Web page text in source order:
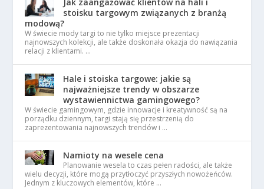
stoisku targowym związanych z branżą
modową?
W świecie mody targi to nie tylko miejsce prezentacji
najnowszych kolekcji, ale także doskonała okazja do nawiązania
relacji z klientami. …
Hale i stoiska targowe: jakie są
najważniejsze trendy w obszarze
wystawiennictwa gamingowego?
W świecie gamingowym, gdzie innowacje i kreatywność są na
porządku dziennym, targi stają się przestrzenią do
zaprezentowania najnowszych trendów i …
Namioty na wesele cena
Planowanie wesela to czas pełen radości, ale także
wielu decyzji, które mogą przytłoczyć przyszłych nowożeńców.
Jednym z kluczowych elementów, które …